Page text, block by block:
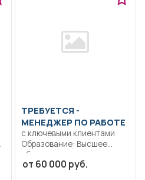
ТРЕБУЕТСЯ -
МЕНЕДЖЕР ПО РАБОТЕ
с ключевыми клиентами
Образование: Высшее
образование —
бакалавриат.. Работа с...
от 60 000 руб.